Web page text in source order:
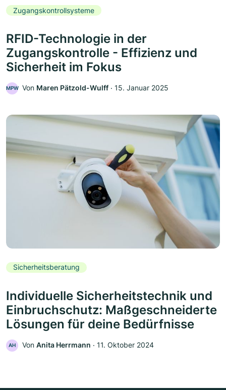
Zugangskontrollsysteme
RFID-Technologie in der
Zugangskontrolle - Effizienz und
Sicherheit im Fokus
MPW Von Maren Pätzold-Wulff ‧ 15. Januar 2025
Sicherheitsberatung
Individuelle Sicherheitstechnik und
Einbruchschutz: Maßgeschneiderte
Lösungen für deine Bedürfnisse
AH Von Anita Herrmann ‧ 11. Oktober 2024